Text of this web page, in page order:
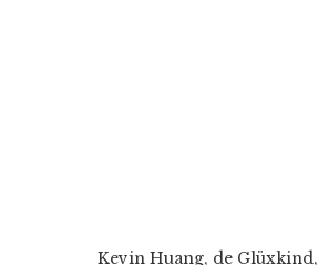
Kevin Huang, de Glüxkind,